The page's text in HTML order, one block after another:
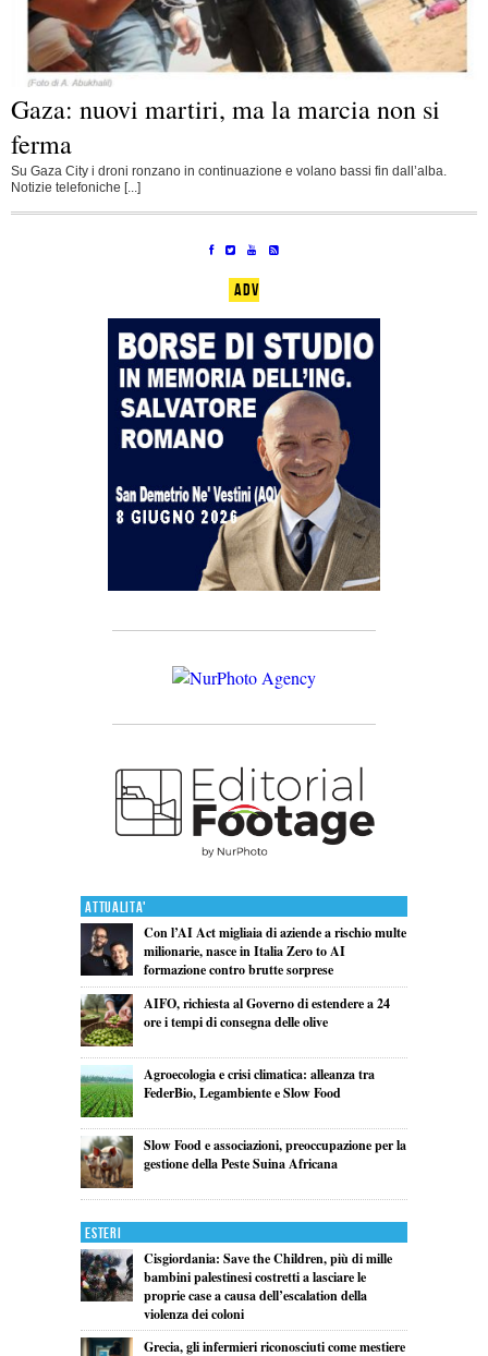
Gaza: nuovi martiri, ma la marcia non si
ferma
Su Gaza City i droni ronzano in continuazione e volano bassi fin dall’alba.
Notizie telefoniche [...]
ADV
Attualita'
Con l’AI Act migliaia di aziende a rischio multe
milionarie, nasce in Italia Zero to AI
formazione contro brutte sorprese
AIFO, richiesta al Governo di estendere a 24
ore i tempi di consegna delle olive
Agroecologia e crisi climatica: alleanza tra
FederBio, Legambiente e Slow Food
Slow Food e associazioni, preoccupazione per la
gestione della Peste Suina Africana
Esteri
Cisgiordania: Save the Children, più di mille
bambini palestinesi costretti a lasciare le
proprie case a causa dell’escalation della
violenza dei coloni
Grecia, gli infermieri riconosciuti come mestiere